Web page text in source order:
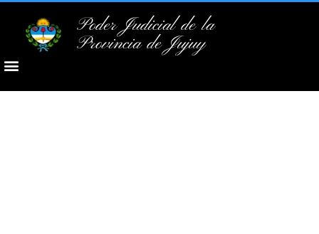
Poder Judicial de la
Provincia de Jujuy